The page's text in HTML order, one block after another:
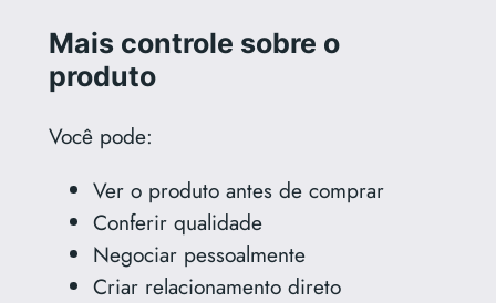
Mais controle sobre o
produto
Você pode:
Ver o produto antes de comprar
Conferir qualidade
Negociar pessoalmente
Criar relacionamento direto